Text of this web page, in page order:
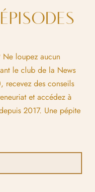
Ne loupez aucun
le club de la News
recevez des conseils
et accédez à
2017. Une pépite